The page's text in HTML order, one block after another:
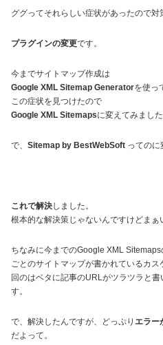
ググってそれらしい症状があったので対
プラグインの変更です。
今までサイトマップ作成は
Google XML Sitemap Generatorを使っ
この症状を見つけたので
Google XML Sitemapsに変えてみまし
で、 Sitemap by BestWebSoft ってのに
これで解決しました。
根本的な解決策じゃないんですけどまぁ
ちなみに今までのGoogle XML
ごとのサイトマップが書かれているカ
回のはベタに記事のURLがツラツラと
す。
で、解決したんですが、どっぷり エラー
だよって。